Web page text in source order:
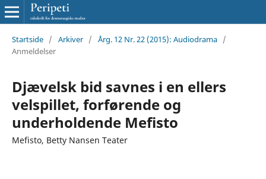
Startside / Arkiver / Årg. 12 Nr. 22 (2015): Audiodrama /
Anmeldelser
Djævelsk bid savnes i en ellers
velspillet, forførende og
underholdende Mefisto
Mefisto, Betty Nansen Teater